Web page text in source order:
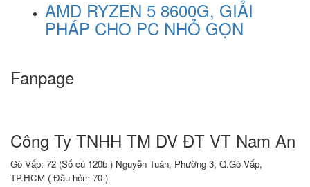
AMD RYZEN 5 8600G, GIẢI
PHÁP CHO PC NHỎ GỌN
Fanpage
Công Ty TNHH TM DV ĐT VT Nam An
Gò Vấp: 72 (Số cũ 120b ) Nguyễn Tuân, Phường 3, Q.Gò Vấp,
TP.HCM ( Đầu hẻm 70 )